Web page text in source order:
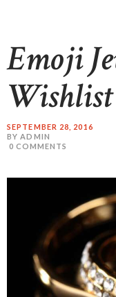
Emoji
Wishlist
SEPTEMBER 28, 2016
BY ADMIN
0 COMMENTS